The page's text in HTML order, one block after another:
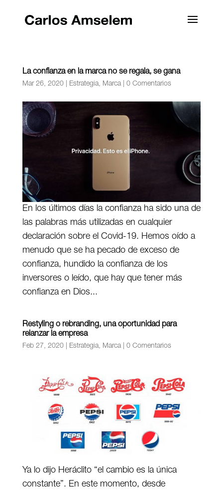
La confianza en la marca no se regala, se gana
Mar 26, 2020| Estrategia, Marca| 0 Comentarios
En los últimos días la confianza ha sido una de
las palabras más utilizadas en cualquier
declaración sobre el Covid-19. Hemos oído a
menudo que se ha pecado de exceso de
confianza, hundido la confianza de los
inversores o leído, que hay que tener más
confianza en Dios...
Restyling o rebranding, una oportunidad para
relanzar la empresa
Feb 27, 2020| Estrategia, Marca| 0 Comentarios
Ya lo dijo Heráclito “el cambio es la única
constante”. En este momento, desde